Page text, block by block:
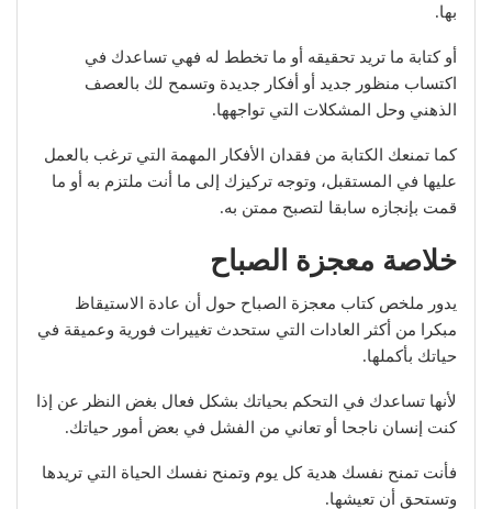
بها.
أو كتابة ما تريد تحقيقه أو ما تخطط له فهي تساعدك في
اكتساب منظور جديد أو أفكار جديدة وتسمح لك بالعصف
الذهني وحل المشكلات التي تواجهها.
كما تمنعك الكتابة من فقدان الأفكار المهمة التي ترغب بالعمل
عليها في المستقبل، وتوجه تركيزك إلى ما أنت ملتزم به أو ما
قمت بإنجازه سابقا لتصبح ممتن به.
خلاصة معجزة الصباح
يدور ملخص كتاب معجزة الصباح حول أن عادة الاستيقاظ
مبكرا من أكثر العادات التي ستحدث تغييرات فورية وعميقة في
حياتك بأكملها.
لأنها تساعدك في التحكم بحياتك بشكل فعال بغض النظر عن إذا
كنت إنسان ناجحا أو تعاني من الفشل في بعض أمور حياتك.
فأنت تمنح نفسك هدية كل يوم وتمنح نفسك الحياة التي تريدها
وتستحق أن تعيشها.